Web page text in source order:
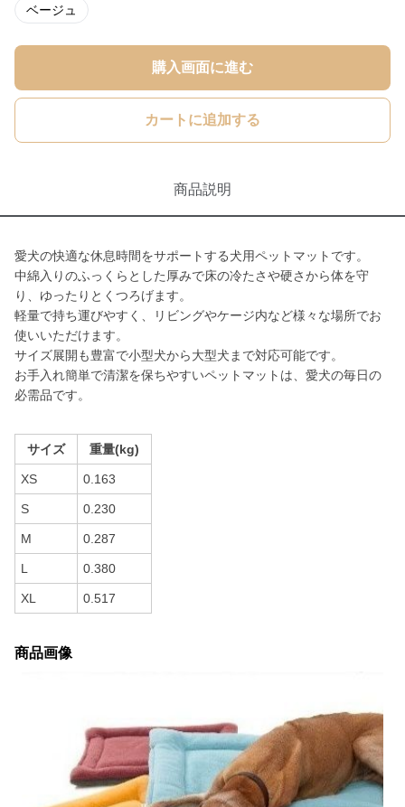
ベージュ
購入画面に進む
カートに追加する
商品説明
愛犬の快適な休息時間をサポートする犬用ペットマットです。
中綿入りのふっくらとした厚みで床の冷たさや硬さから体を守
り、ゆったりとくつろげます。
軽量で持ち運びやすく、リビングやケージ内など様々な場所でお
使いいただけます。
サイズ展開も豊富で小型犬から大型犬まで対応可能です。
お手入れ簡単で清潔を保ちやすいペットマットは、愛犬の毎日の
必需品です。
サイズ 重量(kg)
XS 0.163
S 0.230
M 0.287
L 0.380
XL 0.517
商品画像